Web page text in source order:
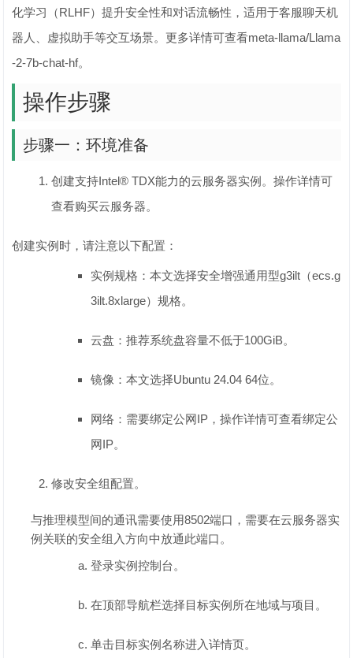
化学习（RLHF）提升安全性和对话流畅性，适用于客服聊天机
器人、虚拟助手等交互场景。更多详情可查看meta-llama/Llama
-2-7b-chat-hf。
操作步骤
步骤一：环境准备
创建支持Intel® TDX能力的云服务器实例。操作详情可
查看购买云服务器。
创建实例时，请注意以下配置：
实例规格：本文选择安全增强通用型g3ilt（ecs.g
3ilt.8xlarge）规格。
云盘：推荐系统盘容量不低于100GiB。
镜像：本文选择Ubuntu 24.04 64位。
网络：需要绑定公网IP，操作详情可查看绑定公
网IP。
修改安全组配置。
与推理模型间的通讯需要使用8502端口，需要在云服务器实
例关联的安全组入方向中放通此端口。
登录实例控制台。
在顶部导航栏选择目标实例所在地域与项目。
单击目标实例名称进入详情页。